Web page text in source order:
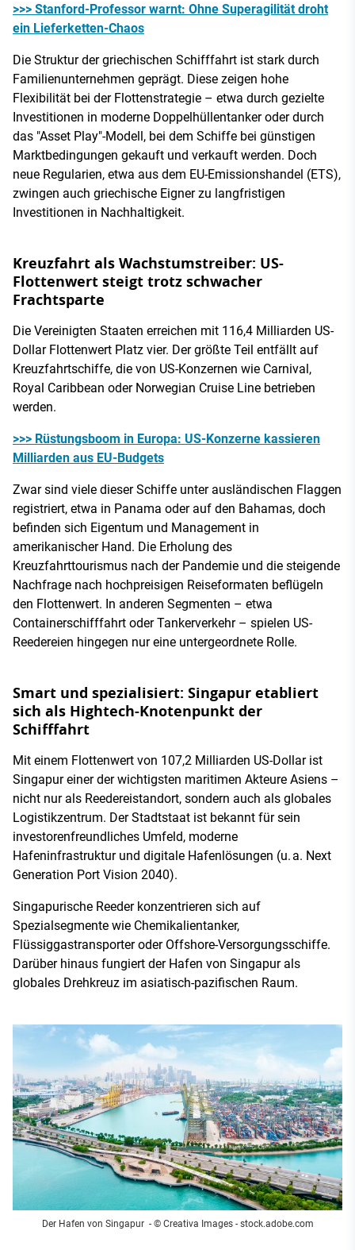
>>> Stanford-Professor warnt: Ohne Superagilität droht
ein Lieferketten-Chaos
Die Struktur der griechischen Schifffahrt ist stark durch
Familienunternehmen geprägt. Diese zeigen hohe
Flexibilität bei der Flottenstrategie – etwa durch gezielte
Investitionen in moderne Doppelhüllentanker oder durch
das "Asset Play"-Modell, bei dem Schiffe bei günstigen
Marktbedingungen gekauft und verkauft werden. Doch
neue Regularien, etwa aus dem EU-Emissionshandel (ETS),
zwingen auch griechische Eigner zu langfristigen
Investitionen in Nachhaltigkeit.
Kreuzfahrt als Wachstumstreiber: US-
Flottenwert steigt trotz schwacher
Frachtsparte
Die Vereinigten Staaten erreichen mit 116,4 Milliarden US-
Dollar Flottenwert Platz vier. Der größte Teil entfällt auf
Kreuzfahrtschiffe, die von US-Konzernen wie Carnival,
Royal Caribbean oder Norwegian Cruise Line betrieben
werden.
>>> Rüstungsboom in Europa: US-Konzerne kassieren
Milliarden aus EU-Budgets
Zwar sind viele dieser Schiffe unter ausländischen Flaggen
registriert, etwa in Panama oder auf den Bahamas, doch
befinden sich Eigentum und Management in
amerikanischer Hand. Die Erholung des
Kreuzfahrttourismus nach der Pandemie und die steigende
Nachfrage nach hochpreisigen Reiseformaten beflügeln
den Flottenwert. In anderen Segmenten – etwa
Containerschifffahrt oder Tankerverkehr – spielen US-
Reedereien hingegen nur eine untergeordnete Rolle.
Smart und spezialisiert: Singapur etabliert
sich als Hightech-Knotenpunkt der
Schifffahrt
Mit einem Flottenwert von 107,2 Milliarden US-Dollar ist
Singapur einer der wichtigsten maritimen Akteure Asiens –
nicht nur als Reedereistandort, sondern auch als globales
Logistikzentrum. Der Stadtstaat ist bekannt für sein
investorenfreundliches Umfeld, moderne
Hafeninfrastruktur und digitale Hafenlösungen (u. a. Next
Generation Port Vision 2040).
Singapurische Reeder konzentrieren sich auf
Spezialsegmente wie Chemikalientanker,
Flüssiggastransporter oder Offshore-Versorgungsschiffe.
Darüber hinaus fungiert der Hafen von Singapur als
globales Drehkreuz im asiatisch-pazifischen Raum.
Der Hafen von Singapur - © Creativa Images - stock.adobe.com